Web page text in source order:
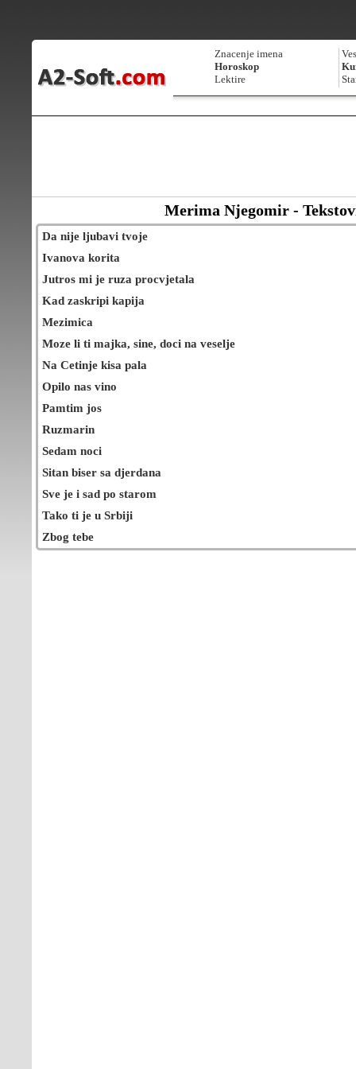
Znacenje imena
Horoskop
Lektire
Merima Njegomir -
Da nije ljubavi tvoje
Ivanova korita
Jutros mi je ruza procvjetala
Kad zaskripi kapija
Mezimica
Moze li ti majka, sine, doci na veselje
Na Cetinje kisa pala
Opilo nas vino
Pamtim jos
Ruzmarin
Sedam noci
Sitan biser sa djerdana
Sve je i sad po starom
Tako ti je u Srbiji
Zbog tebe